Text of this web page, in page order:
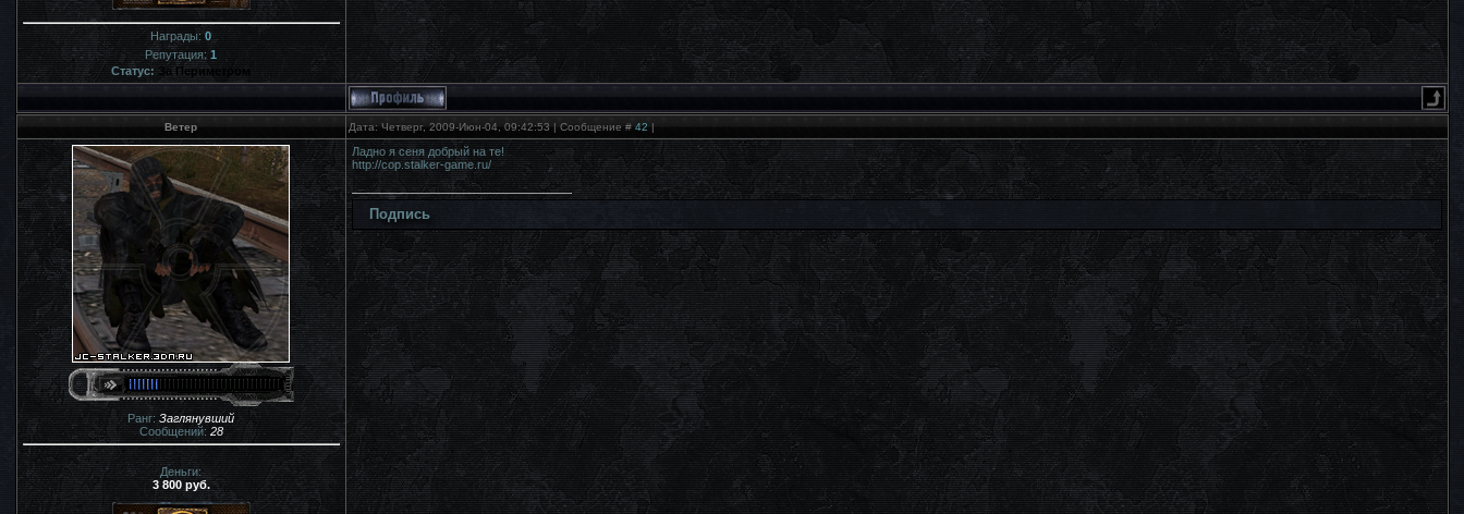
Награды:0
Репутация: 1
Статус: За Периметром
Ветер Дата: Четверг, 2009-Июн-04, 09:42:53 | Сообщение # 42 |
Ранг:Заглянувший
Сообщений: 28
Деньги:
3 800 руб.
Ладно я сеня добрый на те!
http://cop.stalker-game.ru/
Подпись